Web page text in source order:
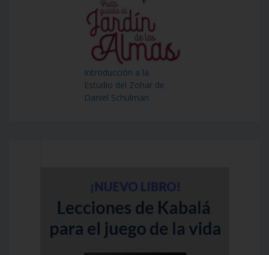
Introducción a la
Estudio del Zohar de
Daniel Schulman